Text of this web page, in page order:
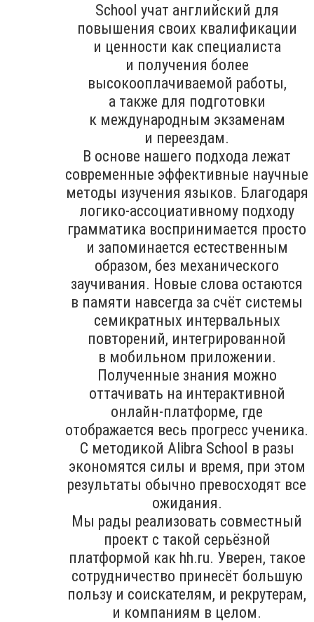
School учат английский для
повышения своих квалификации
и ценности как специалиста
и получения более
высокооплачиваемой работы,
а также для подготовки
к международным экзаменам
и переездам.
В основе нашего подхода лежат
современные эффективные научные
методы изучения языков. Благодаря
логико-ассоциативному подходу
грамматика воспринимается просто
и запоминается естественным
образом, без механического
заучивания. Новые слова остаются
в памяти навсегда за счёт системы
семикратных интервальных
повторений, интегрированной
в мобильном приложении.
Полученные знания можно
оттачивать на интерактивной
онлайн-платформе, где
отображается весь прогресс ученика.
С методикой Alibra School в разы
экономятся силы и время, при этом
результаты обычно превосходят все
ожидания.
Мы рады реализовать совместный
проект с такой серьёзной
платформой как hh.ru. Уверен, такое
сотрудничество принесёт большую
пользу и соискателям, и рекрутерам,
и компаниям в целом.